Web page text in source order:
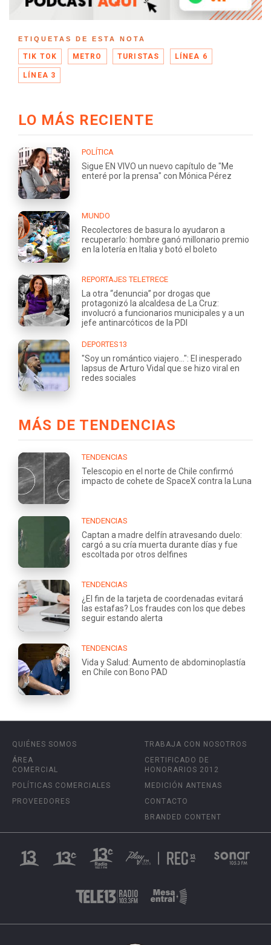
ETIQUETAS DE ESTA NOTA
TIK TOK METRO TURISTAS LÍNEA 6
LÍNEA 3
LO MÁS RECIENTE
POLÍTICA
Sigue EN VIVO un nuevo capítulo de "Me
enteré por la prensa" con Mónica Pérez
MUNDO
Recolectores de basura lo ayudaron a
recuperarlo: hombre ganó millonario premio
en la lotería en Italia y botó el boleto
REPORTAJES TELETRECE
La otra “denuncia” por drogas que
protagonizó la alcaldesa de La Cruz:
involucró a funcionarios municipales y a un
jefe antinarcóticos de la PDI
DEPORTES13
"Soy un romántico viajero...": El inesperado
lapsus de Arturo Vidal que se hizo viral en
redes sociales
MÁS DE TENDENCIAS
TENDENCIAS
Telescopio en el norte de Chile confirmó
impacto de cohete de SpaceX contra la Luna
TENDENCIAS
Captan a madre delfín atravesando duelo:
cargó a su cría muerta durante días y fue
escoltada por otros delfines
TENDENCIAS
¿El fin de la tarjeta de coordenadas evitará
las estafas? Los fraudes con los que debes
seguir estando alerta
TENDENCIAS
Vida y Salud: Aumento de abdominoplastía
en Chile con Bono PAD
QUIÉNES SOMOS
ÁREA
COMERCIAL
POLÍTICAS COMERCIALES
PROVEEDORES
TRABAJA CON NOSOTROS
CERTIFICADO DE
HONORARIOS 2012
MEDICIÓN ANTENAS
CONTACTO
BRANDED CONTENT